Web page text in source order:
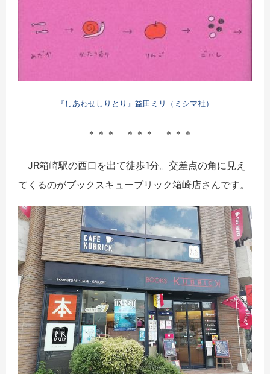
『しあわせしりとり』益田ミリ（ミシマ社）
＊＊＊ ＊＊＊ ＊＊＊
JR箱崎駅の西口を出て徒歩1分。交差点の角に見え
てくるのがブックスキューブリック箱崎店さんです。